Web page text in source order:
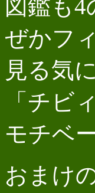
図鑑も
ぜかフ
見る気
「チビ
モチベ
おまけ